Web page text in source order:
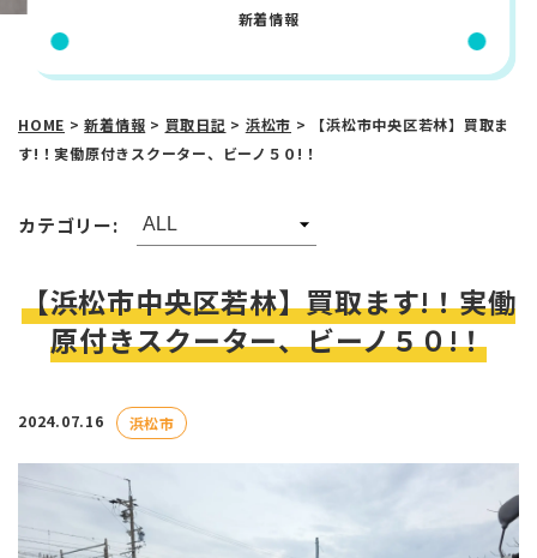
新着情報
HOME >新着情報 > 買取日記 > 浜松市 >
【浜松市中央区若林】買取ま
す!！実働原付きスクーター、ビーノ５０!！
カテゴリー:
【浜松市中央区若林】買取ます!！実働
原付きスクーター、ビーノ５０!！
2024.07.16 浜松市